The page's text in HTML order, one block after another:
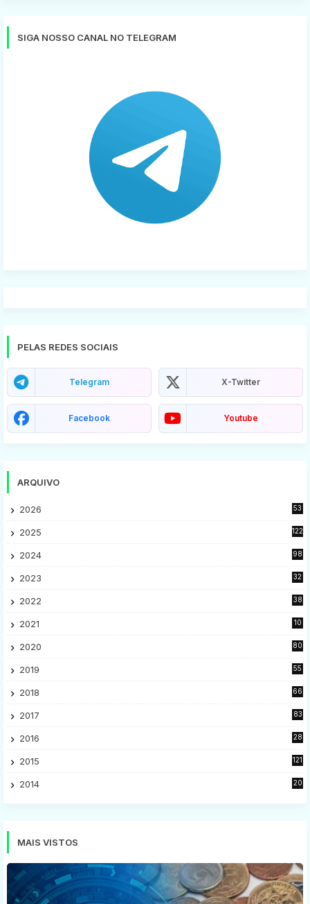
SIGA NOSSO CANAL NO TELEGRAM
PELAS REDES SOCIAIS
Telegram X-Twitter
Facebook Youtube
ARQUIVO
2026 53
2025 122
2024 98
2023
32
2022
38
2021
10
2020
80
2019
55
2018
66
2017
83
2016
28
2015
121
2014
20
MAIS VISTOS